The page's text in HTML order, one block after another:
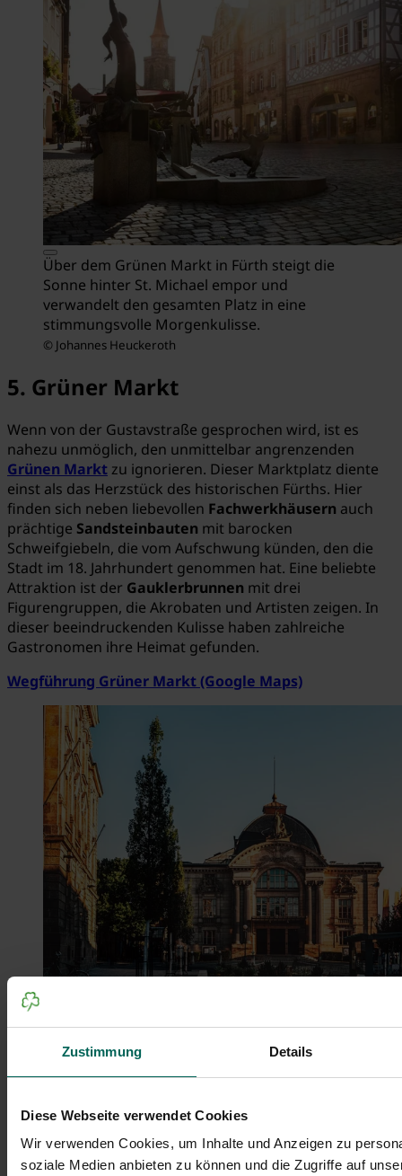
Zustimmung Details
Diese Webseite verwendet Cookies
Wir verwenden Cookies, um Inhalte und Anzeigen zu
soziale Medien anbieten zu können und die Zugriffe auf
Über dem Grünen Markt in Fürth steigt die
Sonne hinter St. Michael empor und
verwandelt den gesamten Platz in eine
stimmungsvolle Morgenkulisse.
© Johannes Heuckeroth
5. Grüner Markt
Wenn von der Gustavstraße gesprochen wird, ist es
nahezu unmöglich, den unmittelbar angrenzenden
Grünen Marktzu ignorieren. Dieser Marktplatz diente
einst als das Herzstück des historischen Fürths. Hier
finden sich neben liebevollen Fachwerkhäusern auch
prächtige Sandsteinbauten mit barocken
Schweifgiebeln, die vom Aufschwung künden, den die
Stadt im 18. Jahrhundert genommen hat. Eine beliebte
Attraktion ist der Gauklerbrunnen mit drei
Figurengruppen, die Akrobaten und Artisten zeigen. In
dieser beeindruckenden Kulisse haben zahlreiche
Gastronomen ihre Heimat gefunden.
Wegführung Grüner Markt (Google Maps)
Die Fassade des Stadttheaters Fürth wird von
warmen Sonnenstrahlen getroffen, die die
architektonischen Details hervorheben und